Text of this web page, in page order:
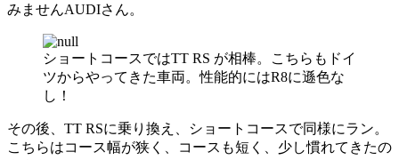
みませんAUDIさん。
ショートコースではTT RS が相棒。こちらもドイ
ツからやってきた車両。性能的にはR8に遜色な
し！
その後、TT RSに乗り換え、ショートコースで同様にラン。
こちらはコース幅が狭く、コースも短く、少し慣れてきたの